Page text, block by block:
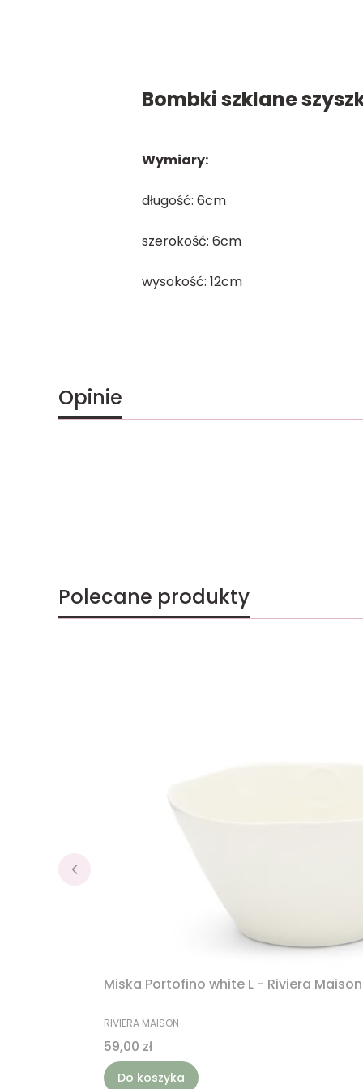
Bombki szklane
Wymiary:
długość: 6cm
szerokość: 6cm
wysokość: 12cm
Opinie
Polecane produkty
Miska Portofino white L - Riviera Maison
PRODUCENT
RIVIERA MAISON
Cena
59,00 zł
Do koszyka